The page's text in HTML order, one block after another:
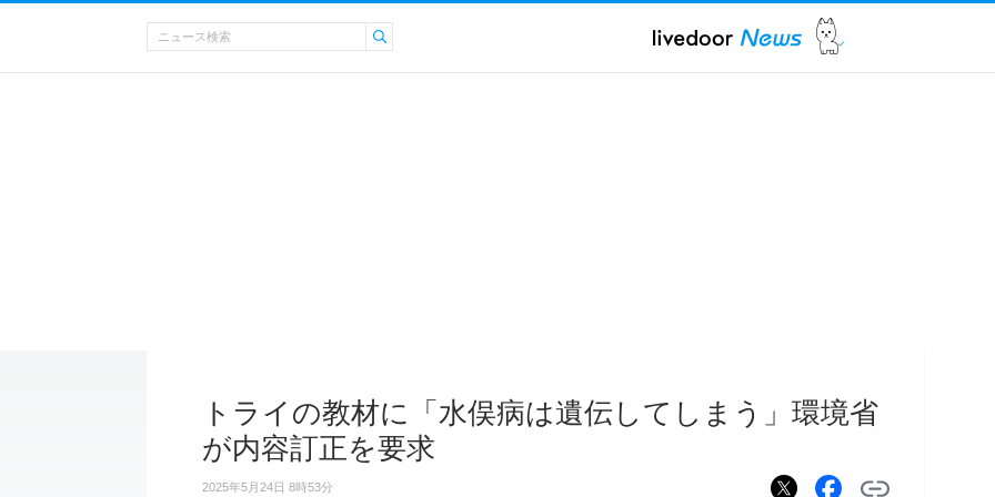
トライの教材に「水俣病は遺伝してしまう」環境省
が内容訂正を要求
2025年5月24日 8時53分